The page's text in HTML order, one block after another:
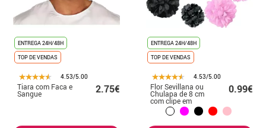
ENTREGA 24H/48H
TOP DE VENDAS
4.53/5.00
Tiara com Faca e
Sangue 2.75€
ENTREGA 24H/48H
TOP DE VENDAS
4.53/5.00
Flor Sevillana ou
Chulapa de 8 cm
com clipe em
várias cores
0.99€